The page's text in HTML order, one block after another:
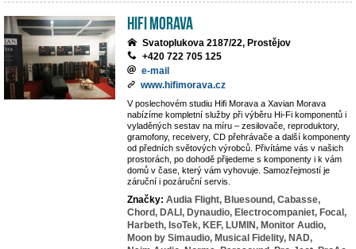
Hifi Morava
Svatoplukova 2187/22, Prostějov
+420 722 705 125
e-mail
www.hifimorava.cz
V poslechovém studiu Hifi Morava a Xavian Morava
nabízíme kompletní služby při výběru Hi-Fi komponentů i
vyladěných sestav na míru – zesilovače, reproduktory,
gramofony, receivery, CD přehrávače a další komponenty
od předních světových výrobců. Přivítáme vás v našich
prostorách, po dohodě přijedeme s komponenty i k vám
domů v čase, který vám vyhovuje. Samozřejmostí je
záruční i pozáruční servis.
Značky: Audia Flight, Bluesound, Cabasse,
Chord, DALI, Dynaudio, Electrocompaniet, Focal,
Harbeth, IsoTek, KEF, LUMIN, Monitor Audio,
Moon by Simaudio, Musical Fidelity, NAD,